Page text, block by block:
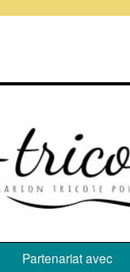
Partenariat avec